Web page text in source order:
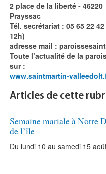
2 place de la liberté - 46220
Prayssac
Tél. secrétariat : 05 65 22
12h)
adresse mail :
Toute l’actualité de la
sur :
www.saintmartin-
Articles de cette
Semaine mariale à Notre
de l’île
Du lundi 10 au samedi 15